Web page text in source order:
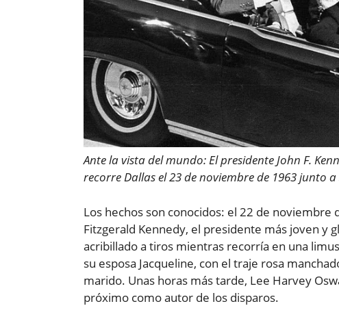
Ante la vista del mundo: El presidente John F.
recorre Dallas el 23 de noviembre de 1963 junto
Los hechos son conocidos: el 22 de noviembre
Fitzgerald Kennedy, el presidente más joven y
acribillado a tiros mientras recorría en una
su esposa Jacqueline, con el traje rosa
marido. Unas horas más tarde, Lee Harvey
próximo como autor de los disparos.